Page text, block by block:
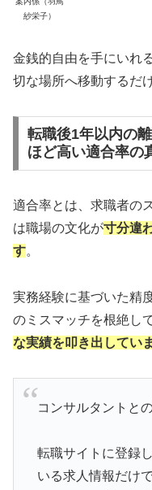
紗栄子）
金銭的自由を手にいれ
切な場所へ移動するだ
転職後1年以内の
ほど高い適合率の
適合率とは、求職者の
は職場の文化が寸分違
す。
実務経験に基づいた精
のミスマッチを根絶し
な実績を叩き出してい
コンサルタントと
転職サイトに登録
いる求人情報だけ